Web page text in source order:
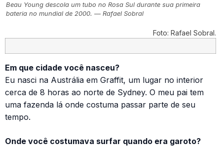
Beau Young descola um tubo no Rosa Sul durante sua primeira
bateria no mundial de 2000. — Rafael Sobral
Foto: Rafael Sobral.
Em que cidade você nasceu?
Eu nasci na Austrália em Graffit, um lugar no interior
cerca de 8 horas ao norte de Sydney. O meu pai tem
uma fazenda lá onde costuma passar parte de seu
tempo.
Onde você costumava surfar quando era garoto?